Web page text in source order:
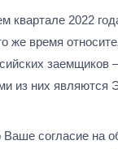
2022
время
из них
согласие на